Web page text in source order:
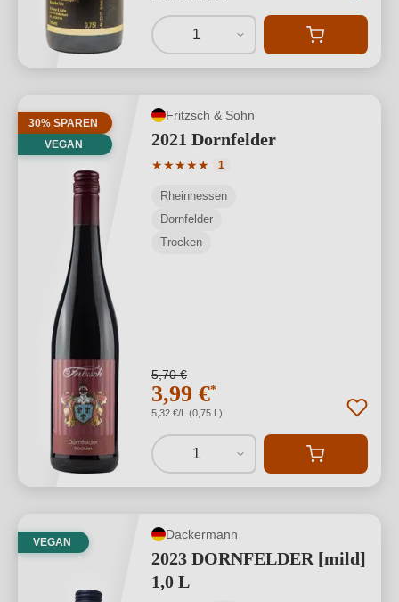
1
30% SPAREN
VEGAN
Fritzsch & Sohn
2021 Dornfelder
★★★★★
Durchschnittliche Bewertung von 5
1
Rheinhessen
Dornfelder
Trocken
5,70 €
3,99 €*
5,32 €/L (0,75 L)
1
VEGAN
Dackermann
2023 DORNFELDER [mild]
1,0 L